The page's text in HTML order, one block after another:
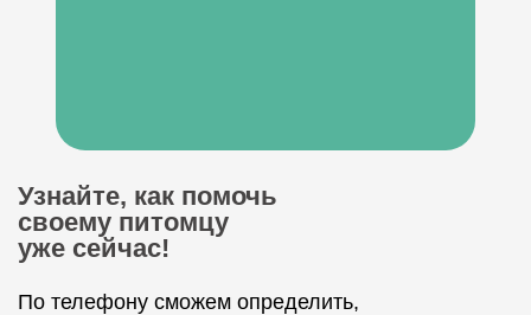
Узнайте, как помочь
своему питомцу
уже сейчас!
По телефону сможем определить,